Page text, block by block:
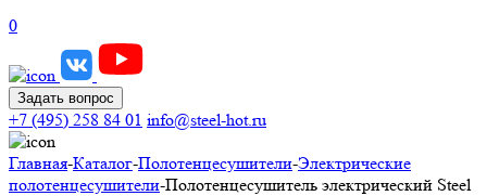
0
Задать вопрос
+7 (495) 258 84 01 info@steel-hot.ru
Главная-Каталог-Полотенцесушители-Электрические
полотенцесушители-Полотенцесушитель электрический Steel